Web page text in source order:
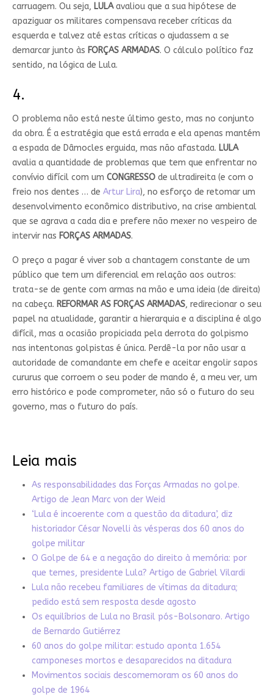
carruagem. Ou seja, LULAavaliou que a sua hipótese de
apaziguar os militares compensava receber críticas da
esquerda e talvez até estas críticas o ajudassem a se
demarcar junto às FORÇAS ARMADAS. O cálculo político faz
sentido, na lógica de Lula.
4.
O problema não está neste último gesto, mas no conjunto
da obra. É a estratégia que está errada e ela apenas mantém
a espada de Dâmocles erguida, mas não afastada. LULA
avalia a quantidade de problemas que tem que enfrentar no
convívio difícil com um CONGRESSOde ultradireita (e com o
freio nos dentes … de Artur Lira), no esforço de retomar um
desenvolvimento econômico distributivo, na crise ambiental
que se agrava a cada dia e prefere não mexer no vespeiro de
intervir nas FORÇAS ARMADAS.
O preço a pagar é viver sob a chantagem constante de um
público que tem um diferencial em relação aos outros:
trata-se de gente com armas na mão e uma ideia (de direita)
na cabeça. REFORMAR AS FORÇAS ARMADAS, redirecionar o seu
papel na atualidade, garantir a hierarquia e a disciplina é algo
difícil, mas a ocasião propiciada pela derrota do golpismo
nas intentonas golpistas é única. Perdê-la por não usar a
autoridade de comandante em chefe e aceitar engolir sapos
cururus que corroem o seu poder de mando é, a meu ver, um
erro histórico e pode comprometer, não só o futuro do seu
governo, mas o futuro do país.
Leia mais
As responsabilidades das Forças Armadas no golpe.
Artigo de Jean Marc von der Weid
‘Lula é incoerente com a questão da ditadura’, diz
historiador César Novelli às vésperas dos 60 anos do
golpe militar
O Golpe de 64 e a negação do direito à memória: por
que temes, presidente Lula? Artigo de Gabriel Vilardi
Lula não recebeu familiares de vítimas da ditadura;
pedido está sem resposta desde agosto
Os equilíbrios de Lula no Brasil pós-Bolsonaro. Artigo
de Bernardo Gutiérrez
60 anos do golpe militar: estudo aponta 1.654
camponeses mortos e desaparecidos na ditadura
Movimentos sociais descomemoram os 60 anos do
golpe de 1964